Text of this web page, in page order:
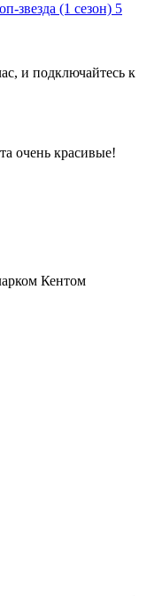
звезда (1 сезон) 5
и подключайтесь к
очень красивые!
Кентом